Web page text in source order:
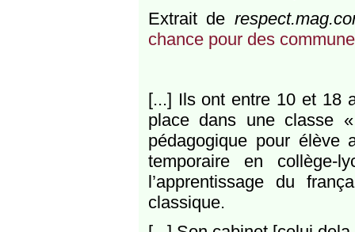
Extrait de
chance pour des
[...] Ils ont entre 10 et 18
place dans une classe
pédagogique pour
temporaire en collège-
l’apprentissage du
classique.